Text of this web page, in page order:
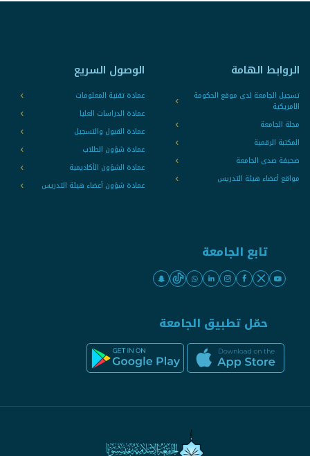
الروابط الهامة
تسجيل الجامعة لدى موقع الحكومة
الامريكية
مجلة الجامعة
المكتبة الرقمية
صحيفة صدى الجامعة
مواقع أعضاء هيئة التدريس
الوصول السريع
عمادة تقنية المعلومات
عمادة الدراسات العليا
عمادة القبول والتسجيل
عمادة شؤون الطلاب
عمادة الشؤون الأكاديمية
عمادة شؤون أعضاء هيئة التدريس
تابع الجامعة
حمّل تطبيق الجامعة